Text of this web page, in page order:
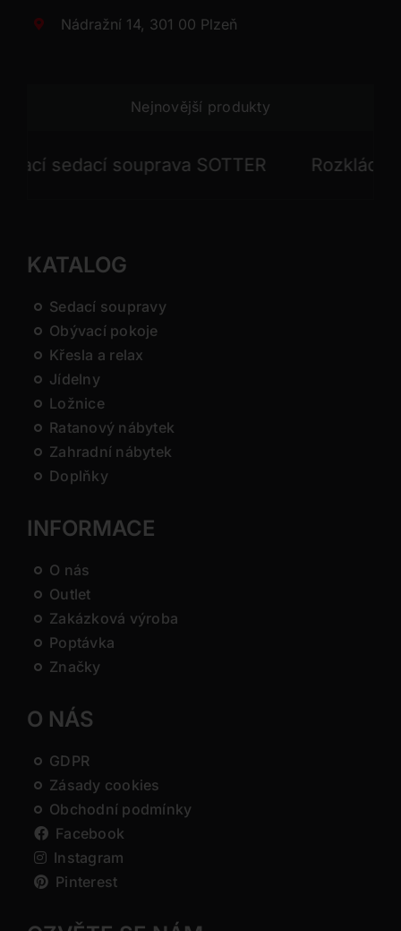
Nádražní 14, 301 00 Plzeň
Nejnovější produkty
sedací souprava SOTTER Rozkládací
KATALOG
Sedací soupravy
Obývací pokoje
Křesla a relax
Jídelny
Ložnice
Ratanový nábytek
Zahradní nábytek
Doplňky
INFORMACE
O nás
Outlet
Zakázková výroba
Poptávka
Značky
O NÁS
GDPR
Zásady cookies
Obchodní podmínky
Facebook
Instagram
Pinterest